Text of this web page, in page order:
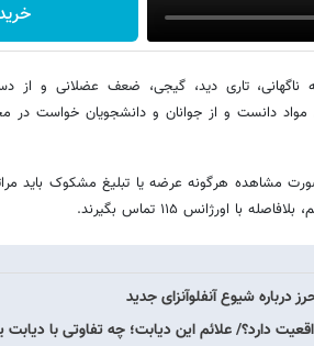
ناگهانی، تاری دید، گیجی، ضعف عضلانی و از
مواد دانست و از جوانان و دانشجویان خواست
اورژانس ۱۱۵ تماس بگیرند.
درباره شیوع آنفلوآنزای جدید
دارد؟/ علائم این دیابت؛ چه تفاوتی با